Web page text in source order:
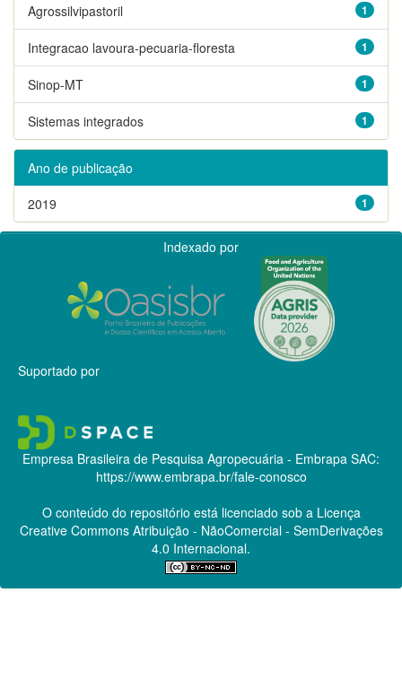
1
Agrossilvipastoril
1
Integracao lavoura-pecuaria-floresta
1
Sinop-MT
1
Sistemas integrados
Ano de publicação
1
2019
Indexado por
Suportado por
Empresa Brasileira de Pesquisa Agropecuária - Embrapa SAC:
https://www.embrapa.br/fale-conosco
O conteúdo do repositório está licenciado sob a Licença
Creative CommonsAtribuição - NãoComercial - SemDerivações
4.0 Internacional.